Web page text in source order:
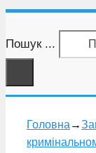
Пошук ...
Головна →